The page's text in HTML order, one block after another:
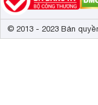
© 2013 - 2023 Bản